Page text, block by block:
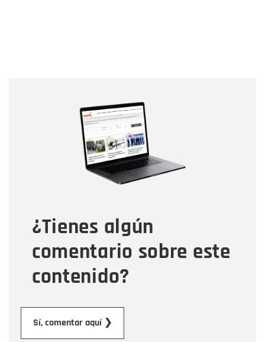
¿Tienes algún
comentario sobre este
contenido?
Sí, comentar aquí ❯
Correo electrónico
Tipo de comentario
Mensaje